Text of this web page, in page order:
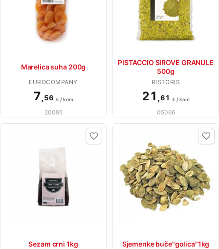
Marelica suha 200g
EUROCOMPANY
7,56 € / kom
20095
PISTACCIO SIROVE GRANULE
500g
RISTORIS
21 ,61 € / kom
05066
Sezam crni 1kg Sjemenke buče"golica"1kg